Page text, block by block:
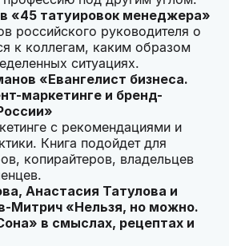
«45 татуировок менеджера»
российского руководителя о
к коллегам, каким образом
ситуациях.
«Евангелист бизнеса.
маркетинге и бренд-
с рекомендациями и
Книга подойдет для
копирайтеров, владельцев
Анастасия Татулова и
Митрич «Нельзя, но можно.
в смыслах, рецептах и